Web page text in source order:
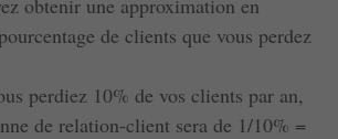
obtenir une approximation en
de clients que vous perdez
perdiez 10% de vos clients par an,
de relation-client sera de 1/10% =